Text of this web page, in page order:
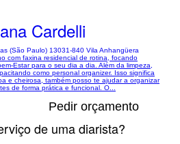
Cardelli
(São Paulo) 13031-840 Vila Anhangüera
com faxina residencial de rotina, focando
Estar para o seu dia a dia. Além da limpeza,
como personal organizer. Isso significa
e cheirosa, também posso te ajudar a organizar
de forma prática e funcional. O...
Pedir orçamento
de uma diarista?